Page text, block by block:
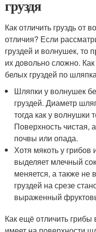
груздя
Как отличить груздь от
отличия? Если
груздей и волнушек, то
их довольно сложно.
белых груздей по
Шляпки у волнушек
груздей. Диаметр
тогда как у волнушки
Поверхность чистая,
почвы или опада.
Хотя мякоть у
выделяет млечный
меняется, а также не
груздей на срезе
выраженный
Как ещё отличить